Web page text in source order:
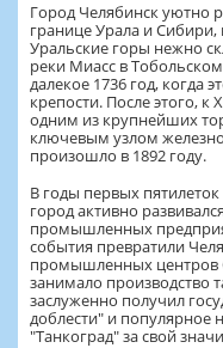
Город Челябинск уютно
границе Урала и Сибири,
Уральские горы нежно
реки Миасс в
далекое 1736 год, когда
крепости. После этого, к
одним из крупнейших
ключевым узлом
произошло в 1892 году.
В годы первых
город активно
промышленных
события превратили
промышленных центров
занимало производство
заслуженно получил
доблести" и
"Танкоград" за свой